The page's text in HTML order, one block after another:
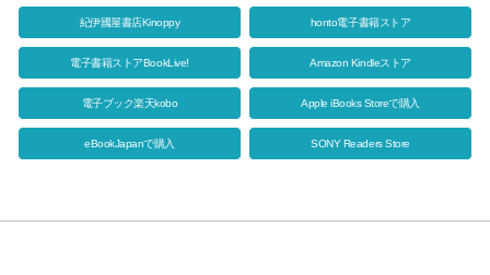
紀伊國屋書店Kinoppy honto電子書籍ストア
電子書籍ストアBookLive! Amazon Kindleストア
電子ブック楽天kobo Apple iBooks Storeで購入
eBookJapanで購入 SONY Readers Store